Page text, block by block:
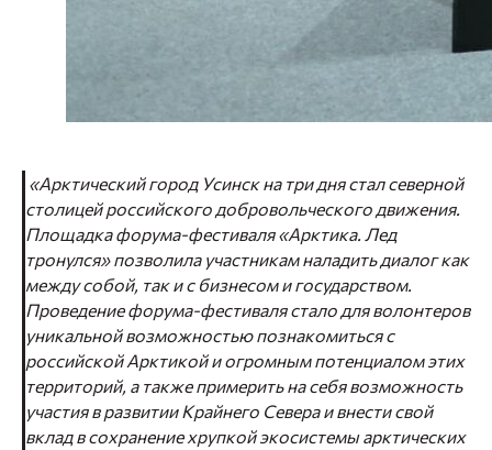
«Арктический город Усинск на три дня стал северной
столицей российского добровольческого движения.
Площадка форума-фестиваля «Арктика. Лед
тронулся» позволила участникам наладить диалог как
между собой, так и с бизнесом и государством.
Проведение форума-фестиваля стало для волонтеров
уникальной возможностью познакомиться с
российской Арктикой и огромным потенциалом этих
территорий, а также примерить на себя возможность
участия в развитии Крайнего Севера и внести свой
вклад в сохранение хрупкой экосистемы арктических